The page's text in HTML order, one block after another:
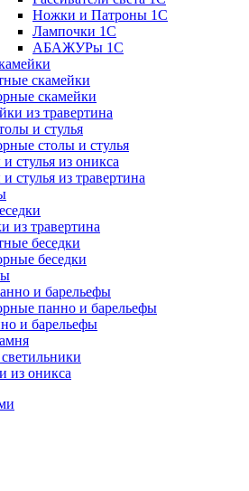
Ножки и Патроны 1С
Лампочки 1С
АБАЖУРы 1С
скамейки
скамейки
из травертина
и стулья
столы и стулья
стулья из оникса
стулья из травертина
из травертина
беседки
беседки
и барельефы
панно и барельефы
и барельефы
из оникса